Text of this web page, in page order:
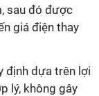
sau đó được
giá điện thay
định dựa trên lợi
lý, không gây